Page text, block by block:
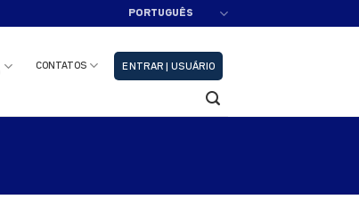
PORTUGUÊS
CONTATOS ENTRAR | USUÁRIO
se!! Fechar